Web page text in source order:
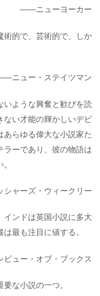
――ニューヨーカー
的で、芸術的で、しか
ニュー・ステイツマン
いような興奮と歓びを読
ない才能の輝かしいデビ
あらゆる偉大な小説家た
ラーであり、彼の物語は
ャーズ・ウィークリー
インドは英国小説に多大
最も注目に値する。
ュー・オブ・ブックス
な小説の一つ。